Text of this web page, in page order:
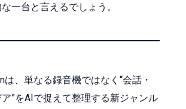
一台と言えるでしょう。
は、単なる録音機ではなく“会話・
”をAIで捉えて整理する新ジャンル